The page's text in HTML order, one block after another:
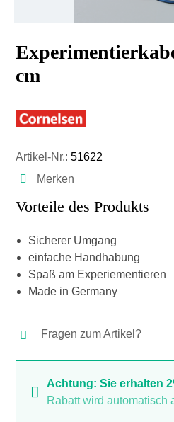
cm
Artikel-Nr.: 51622
Merken
Vorteile des Produkts
Sicherer Umgang
einfache Handhabung
Spaß am Experiementieren
Made in Germany
Fragen zum Artikel?
Achtung: Sie erhalten
Rabatt wird automatisch